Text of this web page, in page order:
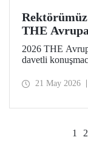
THE
2026 THE
davetli
katıldığı
21 May 2026
1 2